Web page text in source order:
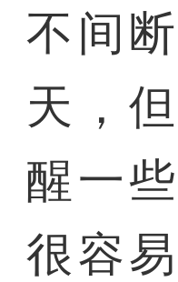
不间
天，
醒一
很容